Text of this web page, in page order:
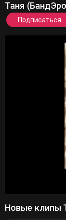
Таня
Подписаться
Новые клипы